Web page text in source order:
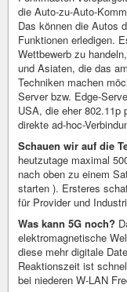
die Auto-zu-Auto-
Das können die Autos
Funktionen erledigen.
Wettbewerb zu
und Asiaten, die das
Techniken machen
Server bzw. Edge-
USA, die eher 802.11p
direkte ad-hoc-
Schauen wir auf die
heutzutage maximal
nach oben zu einem
starten ). Ersteres
für Provider und
Was kann 5G noch?
elektromagnetische
diese mehr digitale
Reaktionszeit ist
bei niederen W-LAN